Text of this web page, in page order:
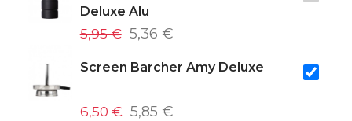
Deluxe Alu
5,95 € 5,36 €
Screen Barcher Amy Deluxe
6,50 € 5,85 €